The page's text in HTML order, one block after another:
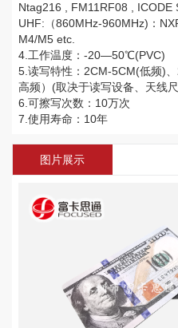
Ntag216 , FM11RF08 , ICODE
UHF:（860MHz-960MHz)：
M4/M5 etc.
4.工作温度：-20—50℃(PVC)
5.读写特性：2CM-5CM(低频)
高频）(取决于读写设备、天线
6.可擦写次数：10万次
7.使用寿命：10年
图片展示